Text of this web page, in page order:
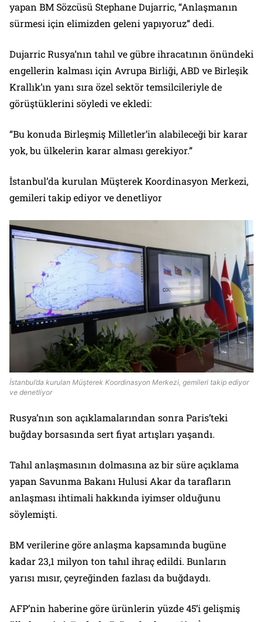
yapan BM Sözcüsü Stephane Dujarric, “Anlaşmanın
sürmesi için elimizden geleni yapıyoruz” dedi.
Dujarric Rusya’nın tahıl ve gübre ihracatının önündeki
engellerin kalması için Avrupa Birliği, ABD ve Birleşik
Krallık’ın yanı sıra özel sektör temsilcileriyle de
görüştüklerini söyledi ve ekledi:
“Bu konuda Birleşmiş Milletler’in alabileceği bir karar
yok, bu ülkelerin karar alması gerekiyor.”
İstanbul’da kurulan Müşterek Koordinasyon Merkezi,
gemileri takip ediyor ve denetliyor
İstanbul’da kurulan Müşterek Koordinasyon Merkezi, gemileri takip ediyor
ve denetliyor
Rusya’nın son açıklamalarından sonra Paris’teki
buğday borsasında sert fiyat artışları yaşandı.
Tahıl anlaşmasının dolmasına az bir süre açıklama
yapan Savunma Bakanı Hulusi Akar da tarafların
anlaşması ihtimali hakkında iyimser olduğunu
söylemişti.
BM verilerine göre anlaşma kapsamında bugüne
kadar 23,1 milyon ton tahıl ihraç edildi. Bunların
yarısı mısır, çeyreğinden fazlası da buğdaydı.
AFP’nin haberine göre ürünlerin yüzde 45’i gelişmiş